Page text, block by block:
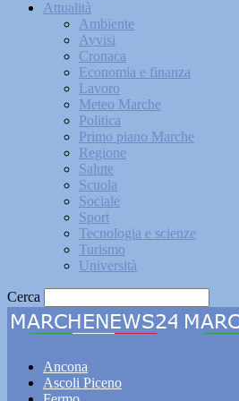
Attualità
Ambiente
Avvisi
Cronaca
Economia e finanza
Lavoro
Meteo Marche
Politica
Primo piano Marche
Regione
Salute
Scuola
Sociale
Sport
Tecnologia e scienze
Turismo
Università
Cerca
Ancona
Ascoli Piceno